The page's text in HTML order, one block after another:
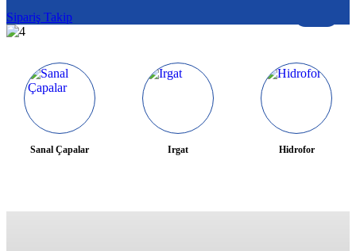
Sipariş Takip
Sanal Çapalar Irgat Hidrofor